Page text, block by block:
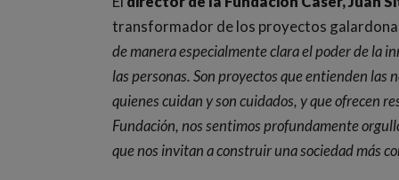
transformador de los proyectos
de manera especialmente clara el poder de la
las personas. Son proyectos que entienden las
quienes cuidan y son cuidados, y que ofrecen
Fundación, nos sentimos profundamente
que nos invitan a construir una sociedad más